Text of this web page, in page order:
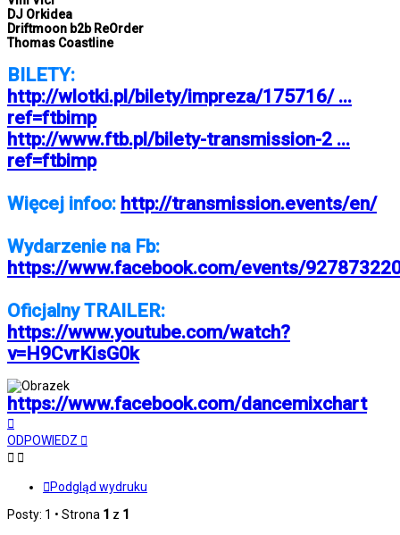
DJ Orkidea
Driftmoon b2b ReOrder
Thomas Coastline
BILETY:
http://wlotki.pl/bilety/impreza/175716/ ...
ref=ftbimp
http://www.ftb.pl/bilety-transmission-2 ...
ref=ftbimp
Więcej infoo: http://transmission.events/en/
Wydarzenie na Fb:
https://www.facebook.com/events/
Oficjalny TRAILER:
https://www.youtube.com/watch?
v=H9CvrKisG0k
https://www.facebook.com/dancemixchart
górę
ODPOWIEDZ
Podgląd wydruku
Posty: 1 • Strona 1 z 1